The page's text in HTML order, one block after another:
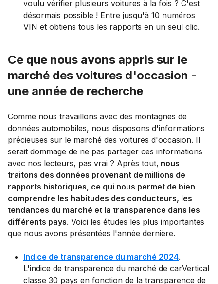
voulu vérifier plusieurs voitures à la fois ? C'est
désormais possible ! Entre jusqu'à 10 numéros
VIN et obtiens tous les rapports en un seul clic.
Ce que nous avons appris sur le
marché des voitures d'occasion -
une année de recherche
Comme nous travaillons avec des montagnes de
données automobiles, nous disposons d'informations
précieuses sur le marché des voitures d'occasion. Il
serait dommage de ne pas partager ces informations
avec nos lecteurs, pas vrai ? Après tout, nous
traitons des données provenant de millions de
rapports historiques, ce qui nous permet de bien
comprendre les habitudes des conducteurs, les
tendances du marché et la transparence dans les
différents pays. Voici les études les plus importantes
que nous avons présentées l'année dernière.
Indice de transparence du marché 2024.
L'indice de transparence du marché de carVertical
classe 30 pays en fonction de la transparence de